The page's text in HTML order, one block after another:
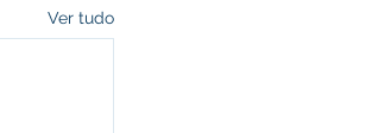
Ver tudo